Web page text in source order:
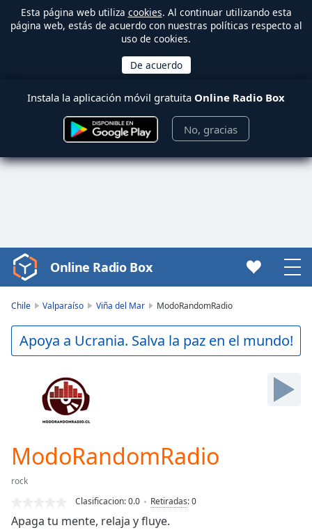
Esta página web utiliza cookies. Al continuar utilizando esta
página web, estás de acuerdo con nuestras políticas respecto al
uso de cookies.
Instala la aplicación móvil gratuita Online Radio Box
No, gracias
Video
Player
Play
Video
Current
Time 0:00
0.00%
Online Radio Box
Chile Valparaíso Viña del Mar ModoRandomRadio
Apoya a Ucrania. Salva la paz en el mundo!
ModoRandomRadio
rock
Clasificacion:0.0 Retiradas:0
Apaga tu mente, relaja y fluye.